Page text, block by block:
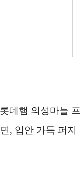
데햄 의성마늘 프
, 입안 가득 퍼지